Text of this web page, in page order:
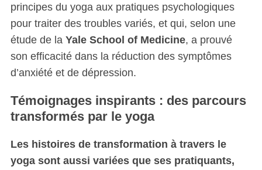
principes du yoga aux pratiques psychologiques
pour traiter des troubles variés, et qui, selon une
étude de la Yale School of Medicine, a prouvé
son efficacité dans la réduction des symptômes
d’anxiété et de dépression.
Témoignages inspirants : des parcours
transformés par le yoga
Les histoires de transformation à travers le
yoga sont aussi variées que ses pratiquants,